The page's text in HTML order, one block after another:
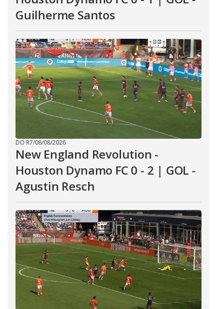
Guilherme Santos
DO R7/08/08/2026
New England Revolution -
Houston Dynamo FC 0 - 2 | GOL -
Agustin Resch